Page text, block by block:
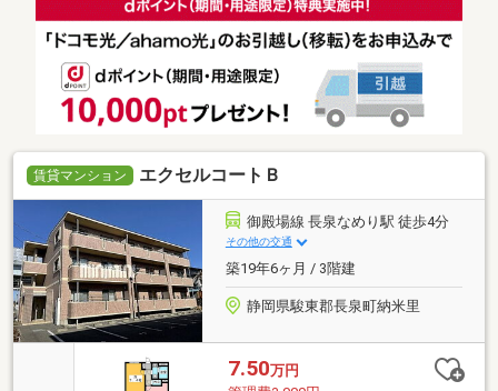
賃貸マンション エクセルコートＢ
御殿場線 長泉なめり駅 徒歩4分
その他の交通
築19年6ヶ月 / 3階建
静岡県駿東郡長泉町納米里
7.50万円